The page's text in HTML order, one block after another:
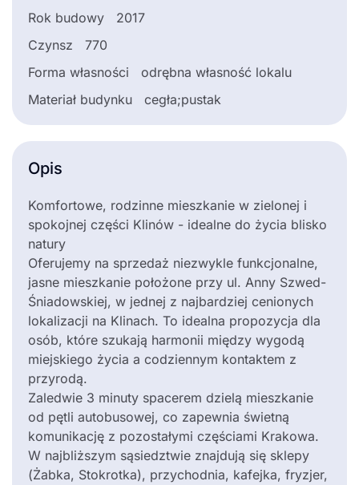
Rok budowy
2017
Czynsz
770
Forma własności
odrębna własność lokalu
Materiał budynku
cegła;pustak
Opis
Komfortowe, rodzinne mieszkanie w zielonej i
spokojnej części Klinów - idealne do życia blisko
natury
Oferujemy na sprzedaż niezwykle funkcjonalne,
jasne mieszkanie położone przy ul. Anny Szwed-
Śniadowskiej, w jednej z najbardziej cenionych
lokalizacji na Klinach. To idealna propozycja dla
osób, które szukają harmonii między wygodą
miejskiego życia a codziennym kontaktem z
przyrodą.
Zaledwie 3 minuty spacerem dzielą mieszkanie
od pętli autobusowej, co zapewnia świetną
komunikację z pozostałymi częściami Krakowa.
W najbliższym sąsiedztwie znajdują się sklepy
(Żabka, Stokrotka), przychodnia, kafejka, fryzjer,